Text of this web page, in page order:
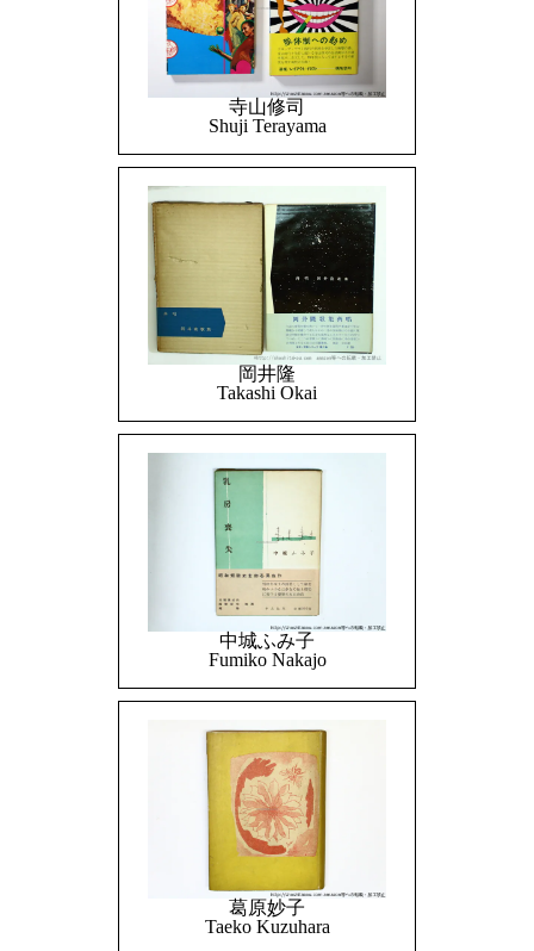
寺山修司
Shuji Terayama
岡井隆
Takashi Okai
中城ふみ子
Fumiko Nakajo
葛原妙子
Taeko Kuzuhara